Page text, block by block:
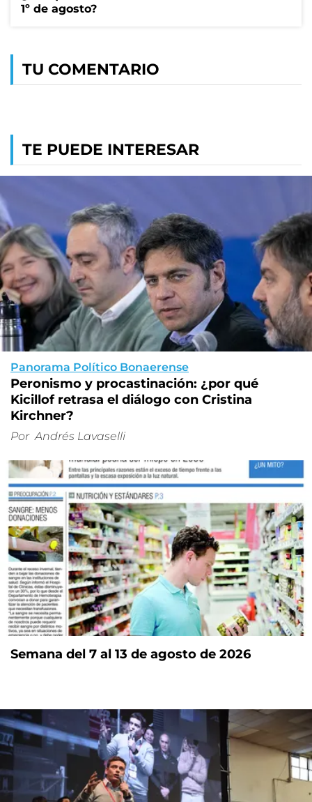
1º de agosto?
TU COMENTARIO
TE PUEDE INTERESAR
Panorama Político Bonaerense
Peronismo y procastinación: ¿por qué
Kicillof retrasa el diálogo con Cristina
Kirchner?
Por Andrés Lavaselli
Semana del 7 al 13 de agosto de 2026